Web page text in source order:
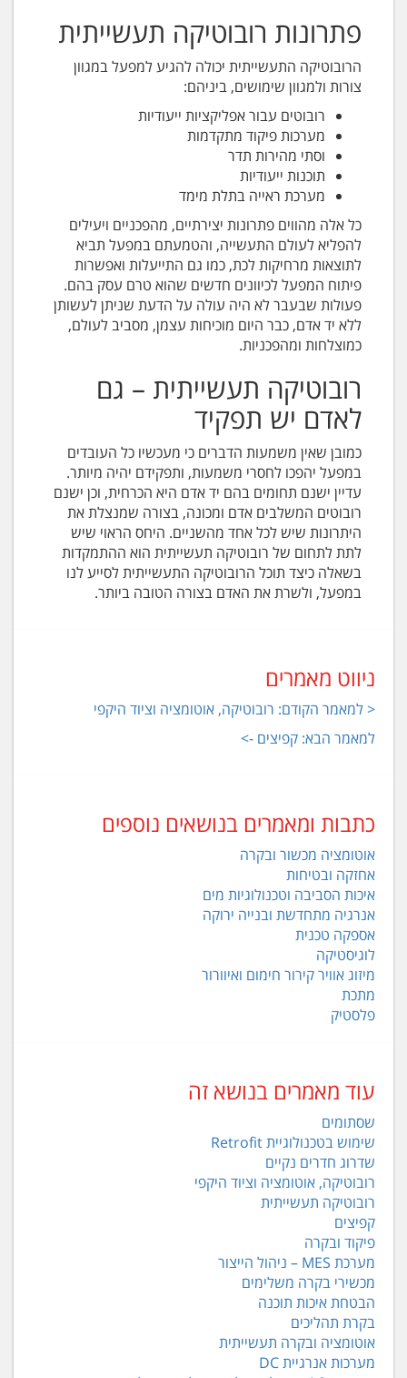
פתרונות רובוטיקה תעשייתית
הרובוטיקה התעשייתית יכולה להגיע למפעל במגוון
צורות ולמגוון שימושים, ביניהם:
רובוטים עבור אפליקציות ייעודיות
מערכות פיקוד מתקדמות
וסתי מהירות תדר
תוכנות ייעודיות
מערכת ראייה בתלת מימד
כל אלה מהווים פתרונות יצירתיים, מהפכניים ויעילים
להפליא לעולם התעשייה, והטמעתם במפעל תביא
לתוצאות מרחיקות לכת, כמו גם התייעלות ואפשרות
פיתוח המפעל לכיוונים חדשים שהוא טרם עסק בהם.
פעולות שבעבר לא היה עולה על הדעת שניתן לעשותן
ללא יד אדם, כבר היום מוכיחות עצמן, מסביב לעולם,
כמוצלחות ומהפכניות.
רובוטיקה תעשייתית – גם
לאדם יש תפקיד
כמובן שאין משמעות הדברים כי מעכשיו כל העובדים
במפעל יהפכו לחסרי משמעות, ותפקידם יהיה מיותר.
עדיין ישנם תחומים בהם יד אדם היא הכרחית, וכן ישנם
רובוטים המשלבים אדם ומכונה, בצורה שמנצלת את
היתרונות שיש לכל אחד מהשניים. היחס הראוי שיש
לתת לתחום של רובוטיקה תעשייתית הוא ההתמקדות
בשאלה כיצד תוכל הרובוטיקה התעשייתית לסייע לנו
במפעל, ולשרת את האדם בצורה הטובה ביותר.
ניווט מאמרים
< למאמר הקודם: רובוטיקה, אוטומציה וציוד היקפי
למאמר הבא: קפיצים ->
כתבות ומאמרים בנושאים נוספים
אוטומציה מכשור ובקרה
אחזקה ובטיחות
איכות הסביבה וטכנולוגיות מים
אנרגיה מתחדשת ובנייה ירוקה
אספקה טכנית
לוגיסטיקה
מיזוג אוויר קירור חימום ואיוורור
מתכת
פלסטיק
עוד מאמרים בנושא זה
שסתומים
שימוש בטכנולוגיית Retrofit
שדרוג חדרים נקיים
רובוטיקה, אוטומציה וציוד היקפי
רובוטיקה תעשייתית
קפיצים
פיקוד ובקרה
מערכת MES – ניהול הייצור
מכשירי בקרה משלימים
הבטחת איכות תוכנה
בקרת תהליכים
אוטומציה ובקרה תעשייתית
מערכות אנרגיית DC